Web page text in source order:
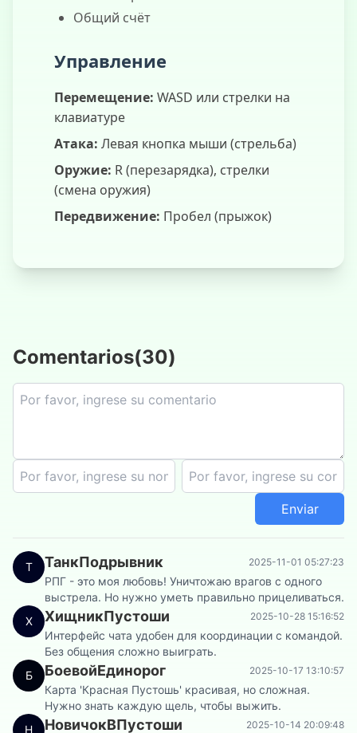
Общий счёт
Управление
Перемещение: WASD или стрелки на
клавиатуре
Атака: Левая кнопка мыши (стрельба)
Оружие: R (перезарядка), стрелки
(смена оружия)
Передвижение: Пробел (прыжок)
Comentarios(30)
Enviar
Т ТанкПодрывник 2025-11-01 05:27:23
РПГ - это моя любовь! Уничтожаю врагов с одного
выстрела. Но нужно уметь правильно прицеливаться.
Х
ХищникПустоши 2025-10-28 15:16:52
Интерфейс чата удобен для координации с командой.
Без общения сложно выиграть.
Б
БоевойЕдинорог 2025-10-17 13:10:57
Карта 'Красная Пустошь' красивая, но сложная.
Нужно знать каждую щель, чтобы выжить.
Н
НовичокВПустоши 2025-10-14 20:09:48